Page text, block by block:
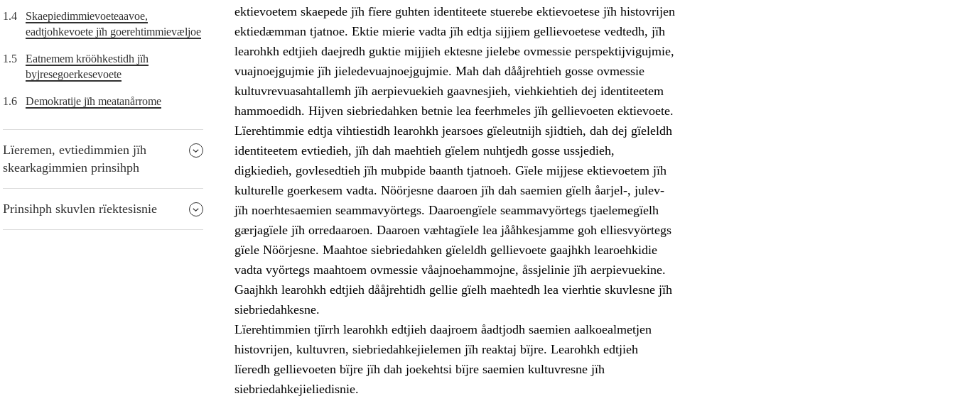
1.4
Skaepiedimmievoeteaavoe,
eadtjohkevoete jïh goerehtimmievæljoe
1.5
Eatnemem krööhkestidh jïh
byjresegoerkesevoete
1.6 Demokratije jïh meatanårrome
Lïeremen, evtiedimmien jïh
skearkagimmien prinsihph
Prinsihph skuvlen rïektesisnie
ektievoetem skaepede jïh fïere guhten identiteete stuerebe ektievoetese jïh histovrijen
ektiedæmman tjatnoe. Ektie mierie vadta jïh edtja sijjiem gellievoetese vedtedh, jïh
learohkh edtjieh daejredh guktie mijjieh ektesne jielebe ovmessie perspektijvigujmie,
vuajnoejgujmie jïh jieledevuajnoejgujmie. Mah dah dååjrehtieh gosse ovmessie
kultuvrevuasahtallemh jïh aerpievuekieh gaavnesjieh, viehkiehtieh dej identiteetem
hammoedidh. Hijven siebriedahken betnie lea feerhmeles jïh gellievoeten ektievoete.
Lïerehtimmie edtja vihtiestidh learohkh jearsoes gïeleutnijh sjidtieh, dah dej gïeleldh
identiteetem evtiedieh, jïh dah maehtieh gïelem nuhtjedh gosse ussjedieh,
digkiedieh, govlesedtieh jïh mubpide baanth tjatnoeh. Gïele mijjese ektievoetem jïh
kulturelle goerkesem vadta. Nöörjesne daaroen jïh dah saemien gïelh åarjel-, julev-
jïh noerhtesaemien seammavyörtegs. Daaroengïele seammavyörtegs tjaelemegïelh
gærjagïele jïh orredaaroen. Daaroen væhtagïele lea jååhkesjamme goh elliesvyörtegs
gïele Nöörjesne. Maahtoe siebriedahken gïeleldh gellievoete gaajhkh learoehkidie
vadta vyörtegs maahtoem ovmessie våajnoehammojne, åssjelinie jïh aerpievuekine.
Gaajhkh learohkh edtjieh dååjrehtidh gellie gïelh maehtedh lea vierhtie skuvlesne jïh
siebriedahkesne.
Lïerehtimmien tjïrrh learohkh edtjieh daajroem åadtjodh saemien aalkoealmetjen
histovrijen, kultuvren, siebriedahkejielemen jïh reaktaj bïjre. Learohkh edtjieh
lïeredh gellievoeten bïjre jïh dah joekehtsi bïjre saemien kultuvresne jïh
siebriedahkejieliedisnie.